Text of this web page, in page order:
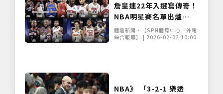
詹皇連22年入選寫傳奇！
NBA明星賽名單出爐
「美國決戰世界」新賽制
點燃戰火
體壇新聞•【SPN體育中心／外電
綜合報導】 | 2026-02-02 10:00
NBA》 「3-2-1 樂透